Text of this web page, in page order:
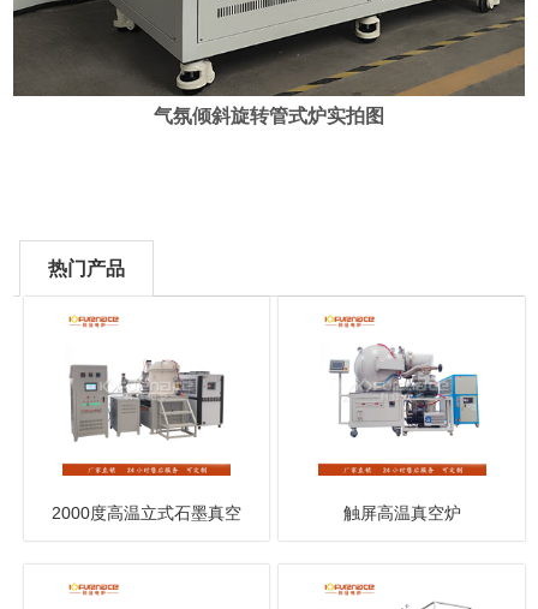
气氛倾斜旋转管式炉实拍图
热门产品
2000度高温立式石墨真空 触屏高温真空炉